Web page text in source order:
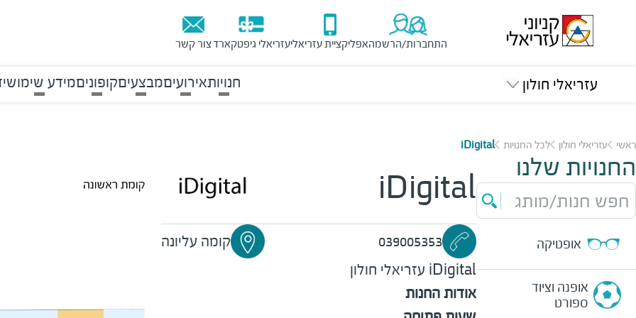
התחברות/הרשמהאפליקציית עזריאליעזריאלי גיפטקארדצור קשר
עזריאלי חולון חנויותאירועיםמבצעיםקופוניםמידע שימושי
ראשי עזריאלי חולון לכל החנויות iDigital
החנויות שלנו
חפש חנות/מותג
אופטיקה
אופנה וציוד
ספורט
iDigital
039005353
קומה עליונה
iDigital עזריאלי חולון
אודות החנות